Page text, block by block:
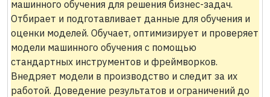
машинного обучения для решения бизнес-задач.
Отбирает и подготавливает данные для обучения и
оценки моделей. Обучает, оптимизирует и проверяет
модели машинного обучения с помощью
стандартных инструментов и фреймворков.
Внедряет модели в производство и следит за их
работой. Доведение результатов и ограничений до